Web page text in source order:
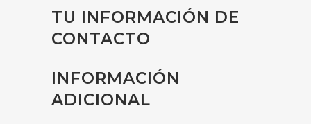
TU INFORMACIÓN DE
CONTACTO
INFORMACIÓN
ADICIONAL